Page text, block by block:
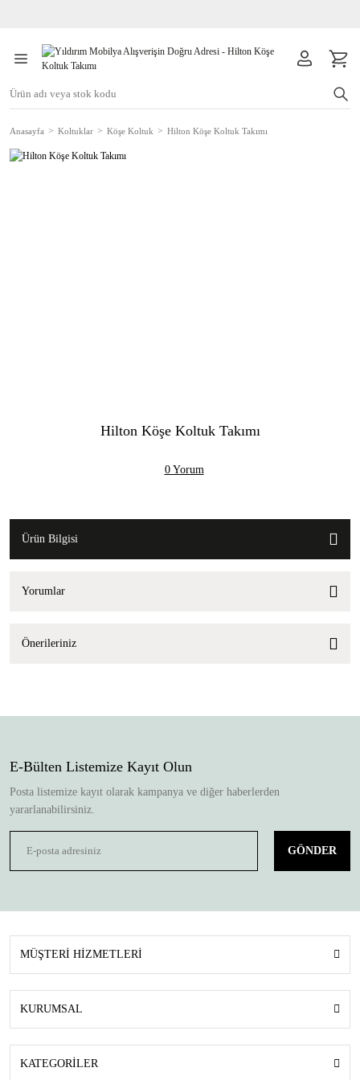
Anasayfa Koltuklar Köşe Koltuk Hilton Köşe Koltuk Takımı
Hilton Köşe Koltuk Takımı
0 Yorum
Ürün Bilgisi
Yorumlar
Önerileriniz
E-Bülten Listemize Kayıt Olun
Posta listemize kayıt olarak kampanya ve diğer haberlerden
yararlanabilirsiniz.
GÖNDER
MÜŞTERİ HİZMETLERİ
KURUMSAL
KATEGORİLER